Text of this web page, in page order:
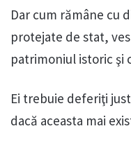
Dar cum rămâne cu
protejate de stat,
patrimoniul istoric şi
Ei trebuie deferiţi
dacă aceasta mai